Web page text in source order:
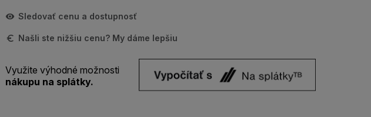
Sledovať cenu a dostupnosť
Našli ste nižšiu cenu? My dáme lepšiu
Využite výhodné možnosti
nákupu na splátky.